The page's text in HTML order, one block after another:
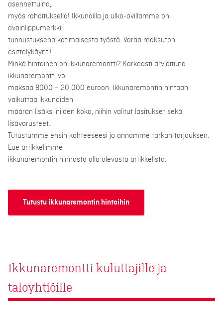
asennettuina,
myös rahoituksella! Ikkunoilla ja ulko-ovillamme on
avainlippumerkki
tunnustuksena kotimaisesta työstä. Varaa maksuton
esittelykäynti!
Minkä hintainen on ikkunaremontti? Karkeasti arvioituna
ikkunaremontti voi
maksaa 8000 – 20 000 euroon. Ikkunaremontin hintaan
vaikuttaa ikkunoiden
määrän lisäksi niiden koko, niihin valitut lasitukset sekä
lisävarusteet.
Tutustumme ensin kohteeseesi ja annamme tarkan tarjouksen.
Lue artikkelimme
ikkunaremontin hinnasta alla olevasta artikkelista.
Tutustu ikkunaremontin hintoihin
Ikkunaremontti kuluttajille ja
taloyhtiöille